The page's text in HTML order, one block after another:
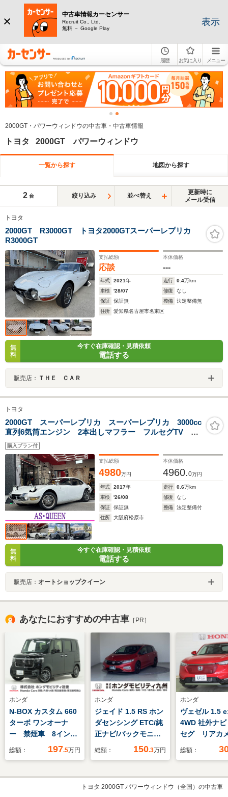
中古車情報カーセンサー
Recruit Co., Ltd.
無料 － Google Play
表示
履歴 お気に入り メニュー
2000GT・パワーウィンドウの中古車・中古車情報
トヨタ 2000GT パワーウィンドウ
一覧から探す 地図から探す
2 台 絞り込み 並べ替え
更新時に
メール受信
トヨタ
2000GT R3000GT トヨタ2000GTスーパーレプリカ
R3000GT
支払総額
応談
本体価格
---
年式 2021年 走行 0.4万km
車検
'28/07 修復
なし
保証
保証無 整備
法定整備無
住所
愛知県名古屋市名東区
無
料
今すぐ在庫確認・見積依頼
電話する
販売店： ＴＨＥ ＣＡＲ
トヨタ
2000GT スーパーレプリカ スーパーレプリカ 3000cc
直列6気筒エンジン 2本出しマフラー フルセグTV ナ
ビ バックカメラ ETC Bluetooth接続 AW パワー
ウィンドウ オートエアコン 盗難防止装置
購入プラン付
支払総額
4980万円
本体価格
4960.0万円
年式 2017年 走行 0.6万km
車検
'26/08 修復
なし
保証
保証無 整備
法定整備付
住所
大阪府松原市
無
料
今すぐ在庫確認・見積依頼
電話する
販売店： オートショップクイーン
あなたにおすすめの中古車 ［PR］
ホンダ
N-BOX カスタム 660
ターボ ワンオーナ
ー 禁煙車 8インチ
純正ナビ ETC バッ
機能付アダプティブク
総額： 197.5万円
ホンダ
ジェイド 1.5 RS ホン
ダセンシング ETC/純
正ナビ/バックモニタ
ー/ホンダセンシング
総額： 150.3万円
ホンダ
ヴェゼル 1.5
4WD 社外ナ
セグ リアカ
ドルシフト
グ ETC
総額：
トヨタ 2000GT パワーウィンドウ（全国）の中古車